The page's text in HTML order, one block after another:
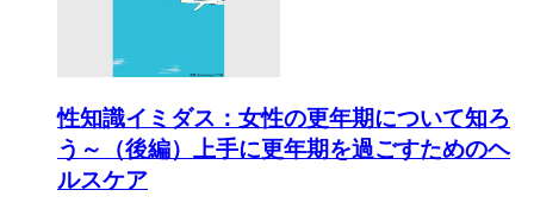
性知識イミダス：女性の更年期について知ろ
う～（後編）上手に更年期を過ごすためのヘ
ルスケア